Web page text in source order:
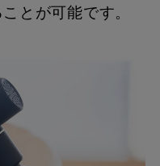
とが可能です。